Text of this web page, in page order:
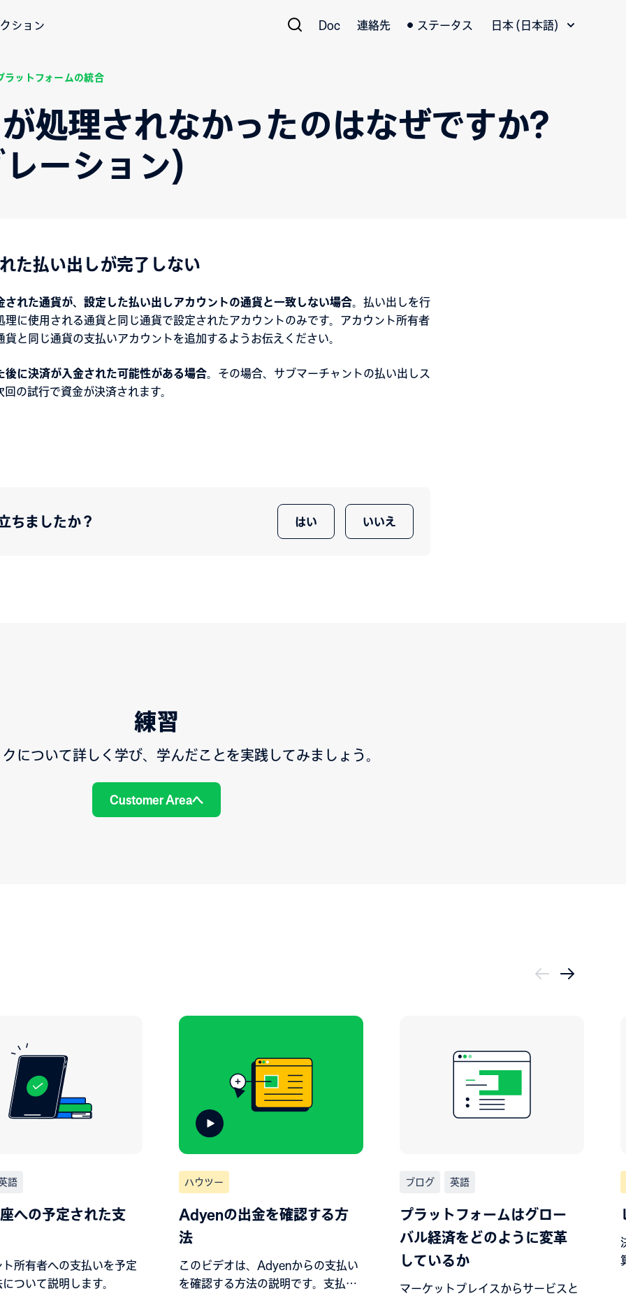
ション Doc 連絡先 ステータス
日本 (日本語)
ラットフォームの統合
処理されなかったのはなぜですか?
ーション)
た払い出しが完了しない
された通貨が、設定した払い出しアカウントの通貨と一致しない場合。払い出しを行
理に使用される通貨と同じ通貨で設定されたアカウントのみです。アカウント所有者
と同じ通貨の支払いアカウントを追加するようお伝えください。
後に決済が入金された可能性がある場合。その場合、サブマーチャントの払い出しス
の試行で資金が決済されます。
ちましたか？ はい いいえ
練習
について詳しく学び、学んだことを実践してみましょう。
Customer Areaへ
語
への予定された支
所有者への支払いを予定
ついて説明します。
ハウツー
Adyenの出金を確認する方
法
このビデオは、Adyenからの支払い
を確認する方法の説明です。支払履
ブログ 英語
プラットフォームはグロー
バル経済をどのように変革
しているか
マーケットプレイスからサービスと